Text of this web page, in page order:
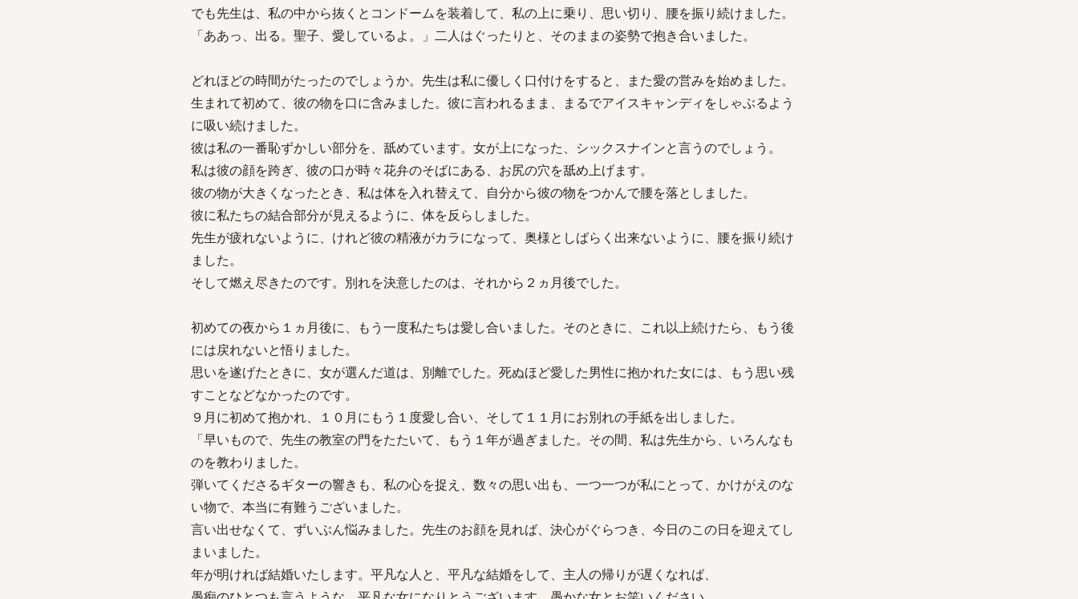
でも先生は、私の中から抜くとコンドームを装着して、私の上に乗り、思い切り、腰を振り続けました。
「ああっ、出る。聖子、愛しているよ。」二人はぐったりと、そのままの姿勢で抱き合いました。
どれほどの時間がたったのでしょうか。先生は私に優しく口付けをすると、また愛の営みを始めました。
生まれて初めて、彼の物を口に含みました。彼に言われるまま、まるでアイスキャンディをしゃぶるよう
に吸い続けました。
彼は私の一番恥ずかしい部分を、舐めています。女が上になった、シックスナインと言うのでしょう。
私は彼の顔を跨ぎ、彼の口が時々花弁のそばにある、お尻の穴を舐め上げます。
彼の物が大きくなったとき、私は体を入れ替えて、自分から彼の物をつかんで腰を落としました。
彼に私たちの結合部分が見えるように、体を反らしました。
先生が疲れないように、けれど彼の精液がカラになって、奥様としばらく出来ないように、腰を振り続け
ました。
そして燃え尽きたのです。別れを決意したのは、それから２ヵ月後でした。
初めての夜から１ヵ月後に、もう一度私たちは愛し合いました。そのときに、これ以上続けたら、もう後
には戻れないと悟りました。
思いを遂げたときに、女が選んだ道は、別離でした。死ぬほど愛した男性に抱かれた女には、もう思い残
すことなどなかったのです。
９月に初めて抱かれ、１０月にもう１度愛し合い、そして１１月にお別れの手紙を出しました。
「早いもので、先生の教室の門をたたいて、もう１年が過ぎました。その間、私は先生から、いろんなも
のを教わりました。
弾いてくださるギターの響きも、私の心を捉え、数々の思い出も、一つ一つが私にとって、かけがえのな
い物で、本当に有難うございました。
言い出せなくて、ずいぶん悩みました。先生のお顔を見れば、決心がぐらつき、今日のこの日を迎えてし
まいました。
年が明ければ結婚いたします。平凡な人と、平凡な結婚をして、主人の帰りが遅くなれば、